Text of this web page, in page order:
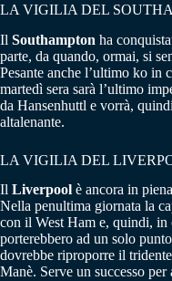
LA VIGILIA DEL
Il Southampton ha
parte, da quando, ormai, si
Pesante anche l’ultimo ko in
martedì sera sarà l’ultimo
da Hansenhuttl e vorrà,
altalenante.
LA VIGILIA DEL
Il Liverpool è ancora in
Nella penultima giornata la
con il West Ham e, quindi, in
porterebbero ad un solo
dovrebbe riproporre il
Manè. Serve un successo